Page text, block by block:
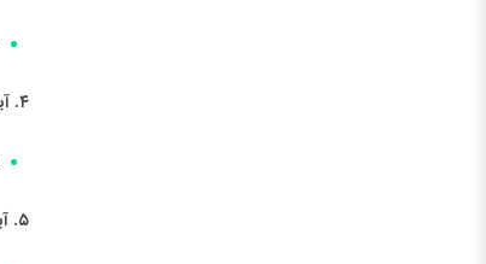
۴. آیا برای بازدید از کاخ مارکوس دفرانترا در لیسبون نیاز به رزرو قبلی است؟
۵. آیا در کاخ مارکوس دفرانترا در لیسبون امکانات رفاهی برای بازدیدکنندگان وجود دارد؟